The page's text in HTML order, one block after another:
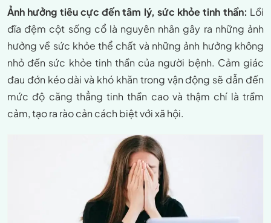
Ảnh hưởng tiêu cực đến tâm lý, sức khỏe tinh thần: Lồi
đĩa đệm cột sống cổ là nguyên nhân gây ra những ảnh
hưởng về sức khỏe thể chất và những ảnh hưởng không
nhỏ đến sức khỏe tinh thần của người bệnh. Cảm giác
đau đớn kéo dài và khó khăn trong vận động sẽ dẫn đến
mức độ căng thẳng tinh thần cao và thậm chí là trầm
cảm, tạo ra rào cản cách biệt với xã hội.